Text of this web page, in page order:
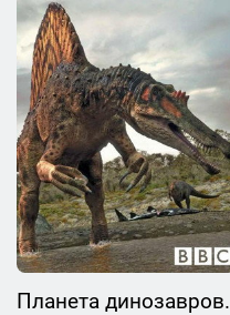
Планета динозавров.